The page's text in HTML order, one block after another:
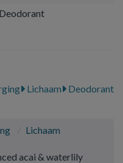
Deodorant
Lichaam
Deodorant
Lichaam
acai & waterlily